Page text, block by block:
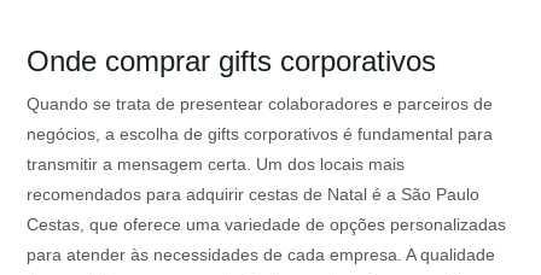
Onde comprar gifts corporativos
Quando se trata de presentear colaboradores e parceiros de
negócios, a escolha de gifts corporativos é fundamental para
transmitir a mensagem certa. Um dos locais mais
recomendados para adquirir cestas de Natal é a São Paulo
Cestas, que oferece uma variedade de opções personalizadas
para atender às necessidades de cada empresa. A qualidade